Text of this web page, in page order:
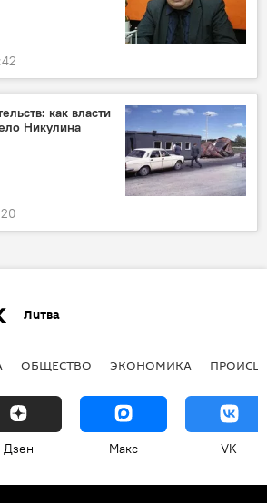
как власти
Никулина
Литва
ОБЩЕСТВО ЭКОНОМИКА
Дзен Макс VK